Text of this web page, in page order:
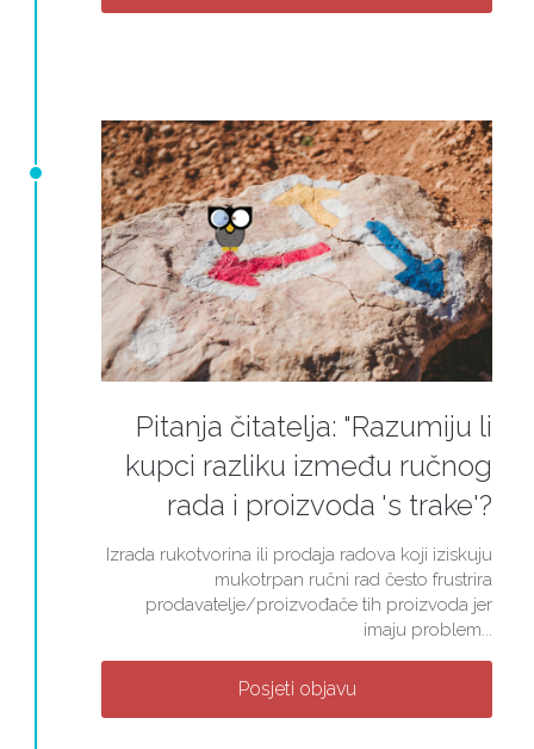
Pitanja čitatelja: "Razumiju li
kupci razliku između ručnog
rada i proizvoda 's trake'?
Izrada rukotvorina ili prodaja radova koji iziskuju
mukotrpan ručni rad često frustrira
prodavatelje/proizvođače tih proizvoda jer
imaju problem...
Posjeti objavu